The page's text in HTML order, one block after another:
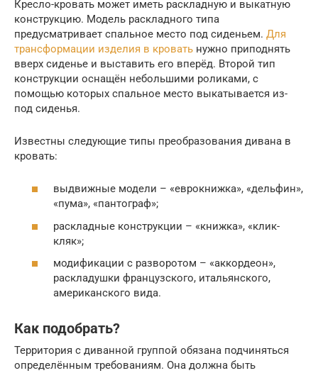
Кресло-кровать может иметь раскладную и выкатную
конструкцию. Модель раскладного типа
предусматривает спальное место под сиденьем. Для
трансформации изделия в кровать нужно приподнять
вверх сиденье и выставить его вперёд. Второй тип
конструкции оснащён небольшими роликами, с
помощью которых спальное место выкатывается из-
под сиденья.
Известны следующие типы преобразования дивана в
кровать:
выдвижные модели – «еврокнижка», «дельфин»,
«пума», «пантограф»;
раскладные конструкции – «книжка», «клик-
кляк»;
модификации с разворотом – «аккордеон»,
раскладушки французского, итальянского,
американского вида.
Как подобрать?
Территория с диванной группой обязана подчиняться
определённым требованиям. Она должна быть